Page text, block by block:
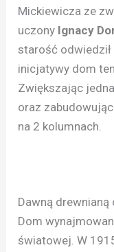
Mickiewicza ze
uczony Ignacy
starość
inicjatywy dom
Zwiększając
oraz
na 2 kolumnach.
Dawną
Dom
światowej. W